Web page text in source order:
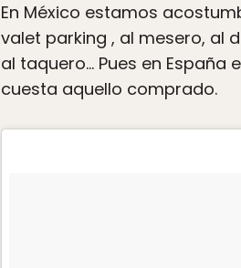
En México estamos
valet parking , al mesero, al
al taquero… Pues en España
cuesta aquello comprado.